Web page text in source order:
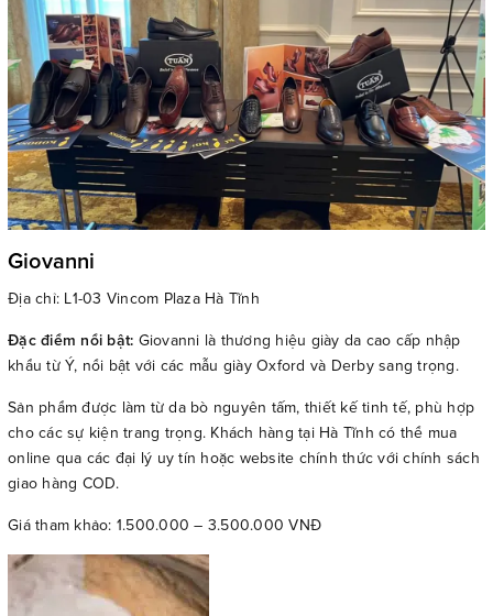
Giovanni
Địa chỉ: L1-03 Vincom Plaza Hà Tĩnh
Đặc điểm nổi bật: Giovanni là thương hiệu giày da cao cấp nhập
khẩu từ Ý, nổi bật với các mẫu giày Oxford và Derby sang trọng.
Sản phẩm được làm từ da bò nguyên tấm, thiết kế tinh tế, phù hợp
cho các sự kiện trang trọng. Khách hàng tại Hà Tĩnh có thể mua
online qua các đại lý uy tín hoặc website chính thức với chính sách
giao hàng COD.
Giá tham khảo: 1.500.000 – 3.500.000 VNĐ